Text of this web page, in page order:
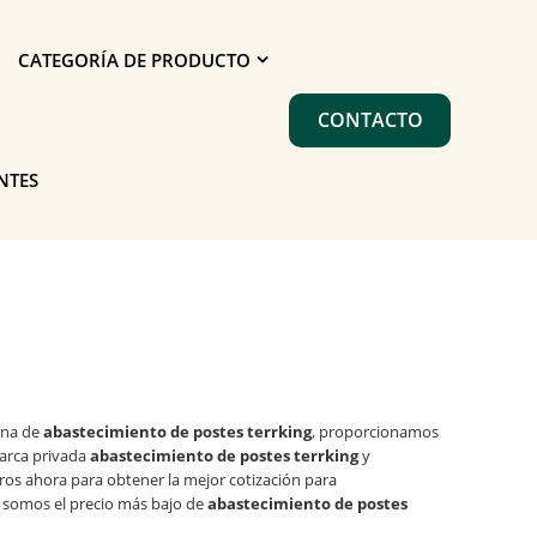
CATEGORÍA DE PRODUCTO
CONTACTO
deabastecimiento de postes terrking, proporcionamos
privadaabastecimiento de postes terrkingy
ahora para obtener la mejor cotización para
el precio más bajo deabastecimiento de postes